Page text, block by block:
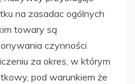
na zasadac ogólnych
towary są
czynności
za okres, w którym
pod warunkiem że